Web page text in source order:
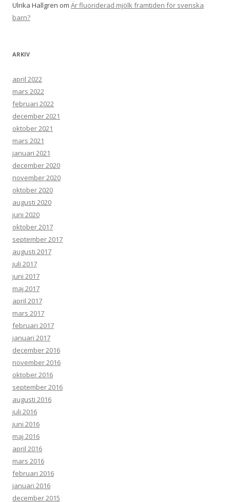
Ulrika Hallgren om Är fluoriderad mjölk framtiden för svenska
barn?
ARKIV
april 2022
mars 2022
februari 2022
december 2021
oktober 2021
mars 2021
januari 2021
december 2020
november 2020
oktober 2020
augusti 2020
juni 2020
oktober 2017
september 2017
augusti 2017
juli 2017
juni 2017
maj 2017
april 2017
mars 2017
februari 2017
januari 2017
december 2016
november 2016
oktober 2016
september 2016
augusti 2016
juli 2016
juni 2016
maj 2016
april 2016
mars 2016
februari 2016
januari 2016
december 2015